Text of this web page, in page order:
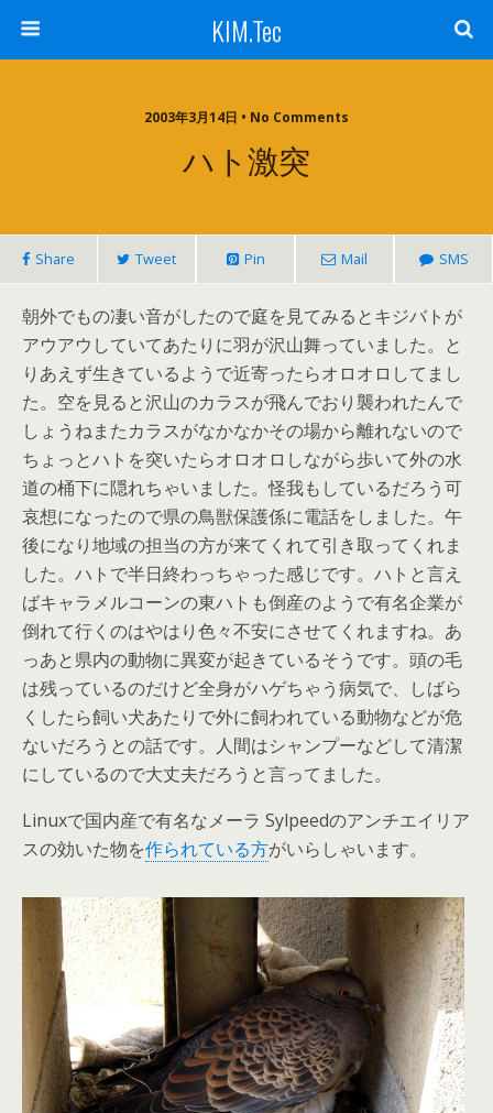
KIM.Tec
2003年3月14日 • No Comments
ハト激突
Share Tweet Pin Mail SMS
朝外でもの凄い音がしたので庭を見てみるとキジバトが
アウアウしていてあたりに羽が沢山舞っていました。と
りあえず生きているようで近寄ったらオロオロしてまし
た。空を見ると沢山のカラスが飛んでおり襲われたんで
しょうねまたカラスがなかなかその場から離れないので
ちょっとハトを突いたらオロオロしながら歩いて外の水
道の桶下に隠れちゃいました。怪我もしているだろう可
哀想になったので県の鳥獣保護係に電話をしました。午
後になり地域の担当の方が来てくれて引き取ってくれま
した。ハトで半日終わっちゃった感じです。ハトと言え
ばキャラメルコーンの東ハトも倒産のようで有名企業が
倒れて行くのはやはり色々不安にさせてくれますね。あ
っあと県内の動物に異変が起きているそうです。頭の毛
は残っているのだけど全身がハゲちゃう病気で、しばら
くしたら飼い犬あたりで外に飼われている動物などが危
ないだろうとの話です。人間はシャンプーなどして清潔
にしているので大丈夫だろうと言ってました。
Linuxで国内産で有名なメーラ Sylpeedのアンチエイリア
スの効いた物を作られている方がいらしゃいます。